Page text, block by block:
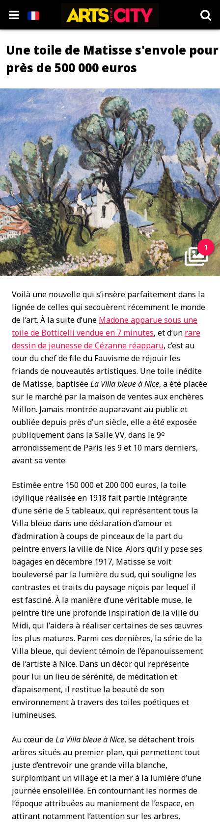
Une toile de Matisse s'envole pour
près de 500 000 euros
1
Voilà une nouvelle qui s’insère parfaitement dans la
lignée de celles qui secouèrent récemment le monde
de l’art. À la suite d’une Madone apparue sous une
toile de Botticelli vendue en 7 minutes, et d’un rare
dessin de jeunesse de Cézanne réapparu, c’est au
tour du chef de file du Fauvisme de réjouir les
friands de nouveautés artistiques. Une toile inédite
de Matisse, baptiséeLa Villa bleue à Nice, a été placée
sur le marché par la maison de ventes aux enchères
Millon. Jamais montrée auparavant au public et
oubliée depuis près d'un siècle, elle a été exposée
publiquement dans la Salle VV, dans le 9e
arrondissement de Paris les 9 et 10 mars derniers,
avant sa vente.
Estimée entre 150 000 et 200 000 euros, la toile
idyllique réalisée en 1918 fait partie intégrante
d’une série de 5 tableaux, qui représentent tous la
Villa bleue dans une déclaration d’amour et
d’admiration à coups de pinceaux de la part du
peintre envers la ville de Nice. Alors qu’il y pose ses
bagages en décembre 1917, Matisse se voit
bouleversé par la lumière du sud, qui souligne les
contrastes et traits du paysage niçois par lequel il
est fasciné. À la manière d’une véritable muse, le
peintre tire une profonde inspiration de la ville du
Midi, qui l'aidera à réaliser certaines de ses œuvres
les plus matures. Parmi ces dernières, la série de la
Villa bleue, qui devient témoin de l’épanouissement
de l’artiste à Nice. Dans un décor qui représente
pour lui un lieu de sérénité, de méditation et
d’apaisement, il restitue la beauté de son
environnement à travers des toiles poétiques et
lumineuses.
Au cœur deLa Villa bleue à Nice, se détachent trois
arbres situés au premier plan, qui permettent tout
juste d’entrevoir une grande villa blanche,
surplombant un village et la mer à la lumière d’une
journée ensoleillée. En contournant les normes de
l’époque attribuées au maniement de l’espace, en
attirant notamment l’attention sur les arbres,